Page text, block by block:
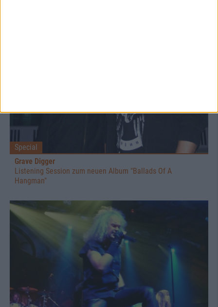
Special
Grave Digger
Listening Session zum neuen Album "Ballads Of A
Hangman"